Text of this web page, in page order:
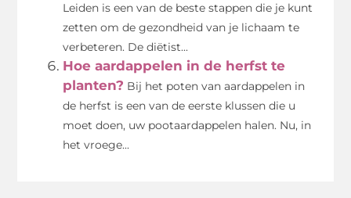
Leiden is een van de beste stappen die je kunt
zetten om de gezondheid van je lichaam te
verbeteren. De diëtist...
Hoe aardappelen in de herfst te
planten? Bij het poten van aardappelen in
de herfst is een van de eerste klussen die u
moet doen, uw pootaardappelen halen. Nu, in
het vroege...